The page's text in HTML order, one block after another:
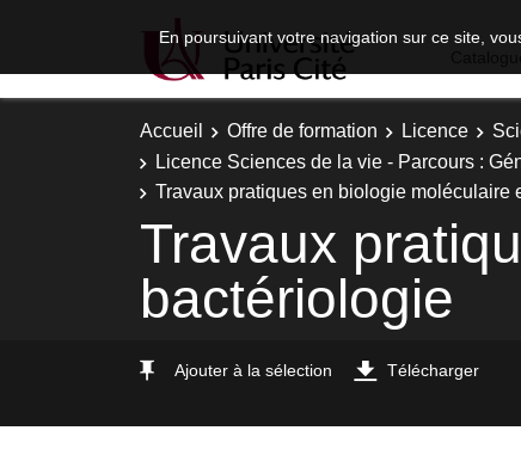
En poursuivant votre navigation sur ce site,
Accueil Offre de formation Licence
Licence Sciences de la vie - Parcours :
Travaux pratiques en biologie moléculaire
Travaux
bactériologie
Ajouter à la sélection Télécharger